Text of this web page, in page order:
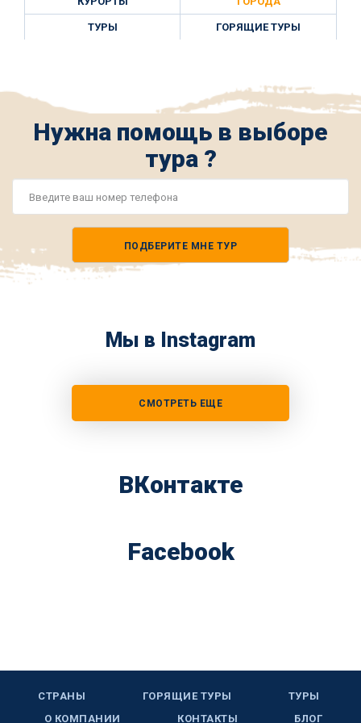
ТУРЫ ГОРЯЩИЕ ТУРЫ
Нужна помощь в выборе
тура ?
ПОДБЕРИТЕ МНЕ ТУР
Мы в Instagram
СМОТРЕТЬ ЕЩЕ
ВКонтакте
Facebook
СТРАНЫ ГОРЯЩИЕ ТУРЫ
ТУРЫ
О КОМПАНИИ
КОНТАКТЫ БЛОГ